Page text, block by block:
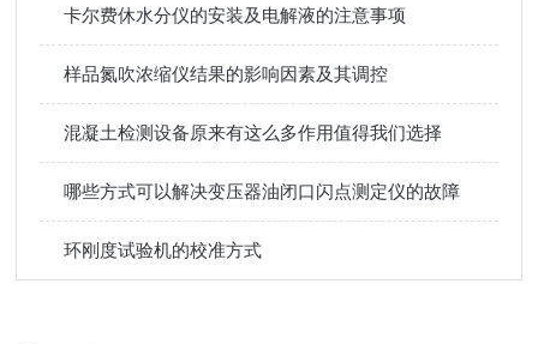
卡尔费休水分仪的安装及电解液的注意事项
样品氮吹浓缩仪结果的影响因素及其调控
混凝土检测设备原来有这么多作用值得我们选择
哪些方式可以解决变压器油闭口闪点测定仪的故障
环刚度试验机的校准方式